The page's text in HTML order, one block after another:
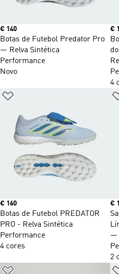
Price
€ 140
Botas de Futebol Predator Pro
— Relva Sintética
Performance
Novo
€
4
Adicionar à Lista de Desejos
Price
€ 160
Botas de Futebol PREDATOR
PRO - Relva Sintética
Performance
4 cores
€
—
2
Adicionar à Lista de Desejos